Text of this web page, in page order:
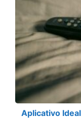
Aplicativo